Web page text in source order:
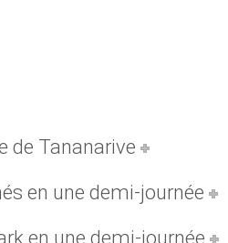
de Tananarive
en une demi-journée
en une demi-journée